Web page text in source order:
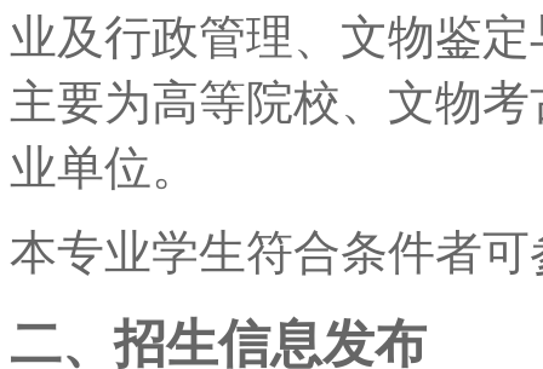
业及行政管理、文物鉴
主要为高等院校、文物
业单位。
本专业学生符合条件者
二、招生信息发布